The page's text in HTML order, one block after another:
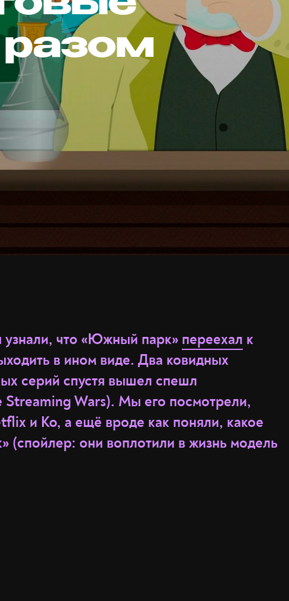
узнали, что «Южный парк» переехал к
в ином виде. Два ковидных
серий спустя вышел спешл
Wars). Мы его посмотрели,
и Ко, а ещё вроде как поняли, какое
они воплотили в жизнь модель